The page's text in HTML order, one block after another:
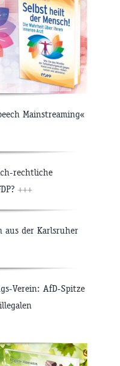
Mainstreaming«
rechtliche
+++
aus der Karlsruher
Verein: AfD-Spitze